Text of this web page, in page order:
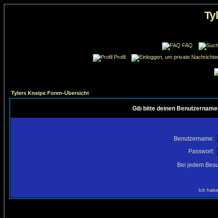
FAQ
Profil
Tylers Kneipe Foren-Übersicht
Gib bitte deinen
Benutzername:
Passwort:
Bei jedem
Ich